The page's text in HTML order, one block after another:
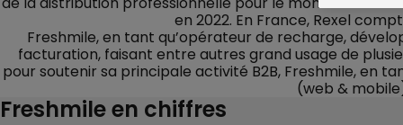
en 2022. En France, Rexel
Freshmile, en tant qu’opérateur de recharge,
facturation, faisant entre autres grand usage de
pour soutenir sa principale activité B2B, Freshmile, en
(web &
Freshmile en chiffres